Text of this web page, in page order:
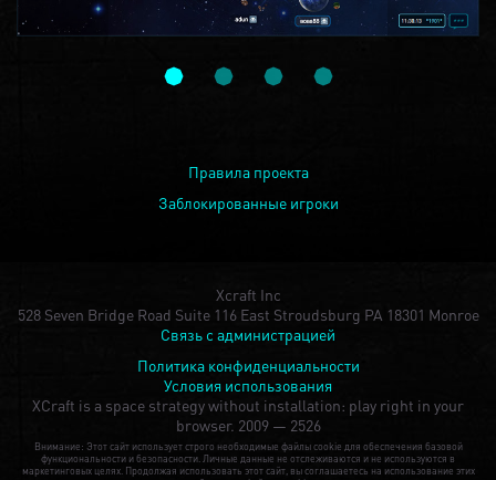
Правила проекта
Заблокированные игроки
Xcraft Inc
528 Seven Bridge Road Suite 116 East Stroudsburg PA 18301 Monroe
Связь с администрацией
Политика конфиденциальности
Условия использования
XCraft is a space strategy without installation: play right in your
browser. 2009 — 2526
Внимание: Этот сайт использует строго необходимые файлы cookie для обеспечения базовой
функциональности и безопасности. Личные данные не отслеживаются и не используются в
маркетинговых целях. Продолжая использовать этот сайт, вы соглашаетесь на использование этих